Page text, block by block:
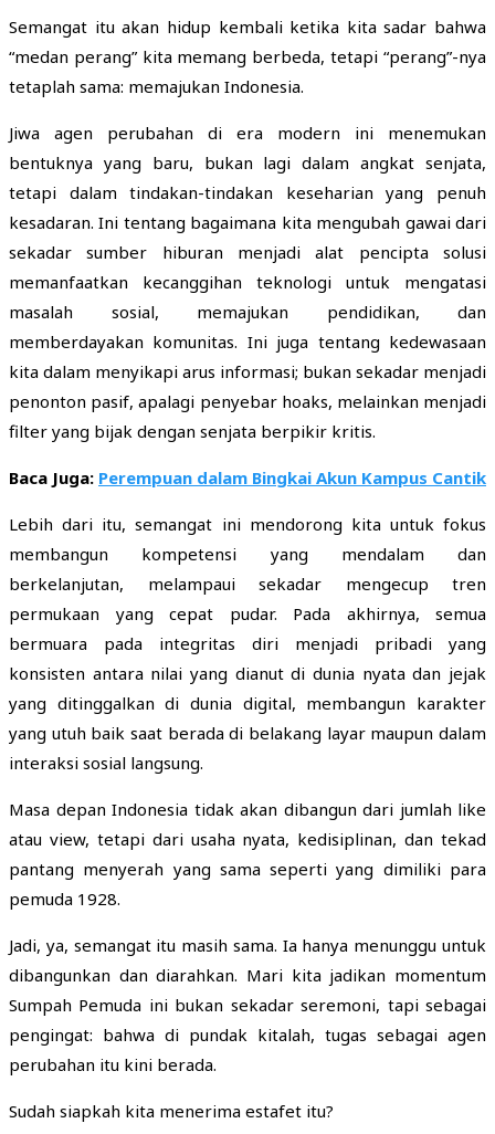
Semangat itu akan hidup kembali ketika kita sadar bahwa
“medan perang” kita memang berbeda, tetapi “perang”-nya
tetaplah sama: memajukan Indonesia.
Jiwa agen perubahan di era modern ini menemukan
bentuknya yang baru, bukan lagi dalam angkat senjata,
tetapi dalam tindakan-tindakan keseharian yang penuh
kesadaran. Ini tentang bagaimana kita mengubah gawai dari
sekadar sumber hiburan menjadi alat pencipta solusi
memanfaatkan kecanggihan teknologi untuk mengatasi
masalah sosial, memajukan pendidikan, dan
memberdayakan komunitas. Ini juga tentang kedewasaan
kita dalam menyikapi arus informasi; bukan sekadar menjadi
penonton pasif, apalagi penyebar hoaks, melainkan menjadi
filter yang bijak dengan senjata berpikir kritis.
Baca Juga: Perempuan dalam Bingkai Akun Kampus Cantik
Lebih dari itu, semangat ini mendorong kita untuk fokus
membangun kompetensi yang mendalam dan
berkelanjutan, melampaui sekadar mengecup tren
permukaan yang cepat pudar. Pada akhirnya, semua
bermuara pada integritas diri menjadi pribadi yang
konsisten antara nilai yang dianut di dunia nyata dan jejak
yang ditinggalkan di dunia digital, membangun karakter
yang utuh baik saat berada di belakang layar maupun dalam
interaksi sosial langsung.
Masa depan Indonesia tidak akan dibangun dari jumlah like
atau view, tetapi dari usaha nyata, kedisiplinan, dan tekad
pantang menyerah yang sama seperti yang dimiliki para
pemuda 1928.
Jadi, ya, semangat itu masih sama. Ia hanya menunggu untuk
dibangunkan dan diarahkan. Mari kita jadikan momentum
Sumpah Pemuda ini bukan sekadar seremoni, tapi sebagai
pengingat: bahwa di pundak kitalah, tugas sebagai agen
perubahan itu kini berada.
Sudah siapkah kita menerima estafet itu?